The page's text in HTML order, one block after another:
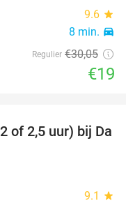
9.6 star
8 min. directions_car
Regulier €30,05
€19
30%
of 2,5 uur) bij Da
9.1 star